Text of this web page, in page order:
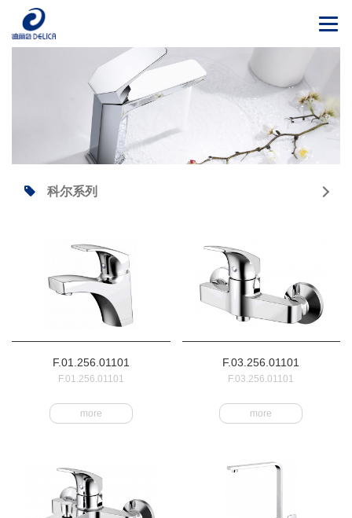
科尔系列
F.01.256.01101
F.01.256.01101
more
F.03.256.01101
F.03.256.01101
more